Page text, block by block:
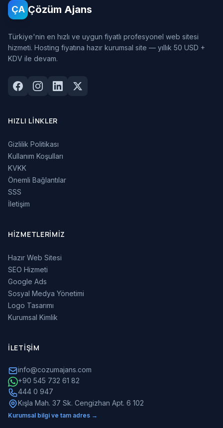
ÇA Çözüm Ajans
Türkiye'nin en hızlı ve uygun fiyatlı profesyonel web sitesi
hizmeti. Hosting fiyatına hazır kurumsal site — yıllık 50 USD +
KDV ile devam.
HIZLI LINKLER
Gizlilik Politikası
Kullanım Koşulları
KVKK
Önemli Bağlantılar
SSS
İletişim
HIZMETLERIMIZ
Hazır Web Sitesi
SEO Hizmeti
Google Ads
Sosyal Medya Yönetimi
Logo Tasarımı
Kurumsal Kimlik
İLETIŞIM
info@cozumajans.com
+90 545 732 61 82
444 0 947
Kışla Mah. 37 Sk. Cengizhan Apt. 6 102
Kurumsal bilgi ve tam adres →